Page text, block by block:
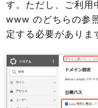
す。ただし、ご利用
www のどちらの参
定する必要がありま